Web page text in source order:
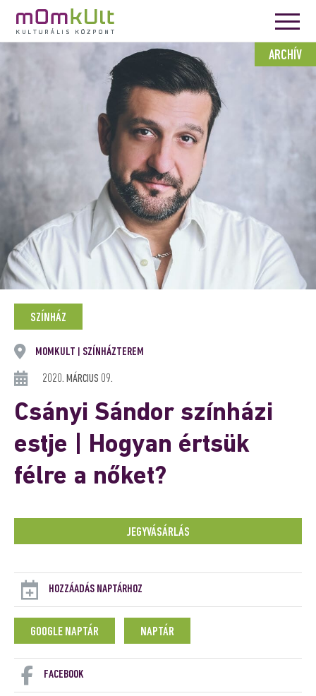
ARCHÍV
SZÍNHÁZ
MOMKULT SZÍNHÁZTEREM
2020. MÁRCIUS 09.
Csányi Sándor színházi
estje | Hogyan értsük
félre a nőket?
JEGYVÁSÁRLÁS
HOZZÁADÁS NAPTÁRHOZ
GOOGLE NAPTÁR NAPTÁR
FACEBOOK